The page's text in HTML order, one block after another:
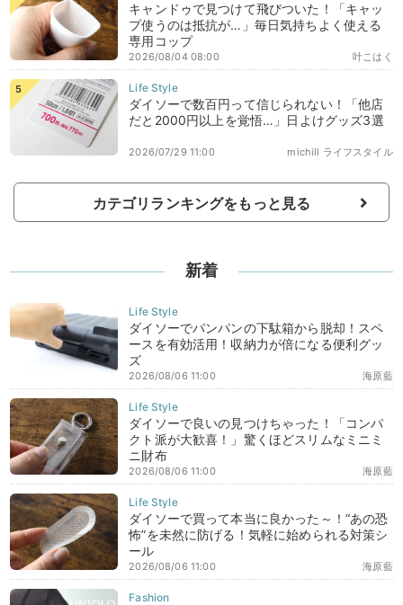
キャンドゥで見つけて飛びついた！「キャッ
プ使うのは抵抗が…」毎日気持ちよく使える
専用コップ
叶こはく
2026/08/04 08:00
ダイソーで数百円って信じられない！「他店
だと2000円以上を覚悟…」日よけグッズ3選
michill ライフスタイル
2026/07/29 11:00
カテゴリランキングをもっと見る
新着
ダイソーでパンパンの下駄箱から脱却！スペ
ースを有効活用！収納力が倍になる便利グッ
ズ
海原藍
2026/08/06 11:00
ダイソーで良いの見つけちゃった！「コンパ
クト派が大歓喜！」驚くほどスリムなミニミ
ニ財布
海原藍
2026/08/06 11:00
ダイソーで買って本当に良かった～！“あの恐
怖”を未然に防げる！気軽に始められる対策シ
ール
海原藍
2026/08/06 11:00